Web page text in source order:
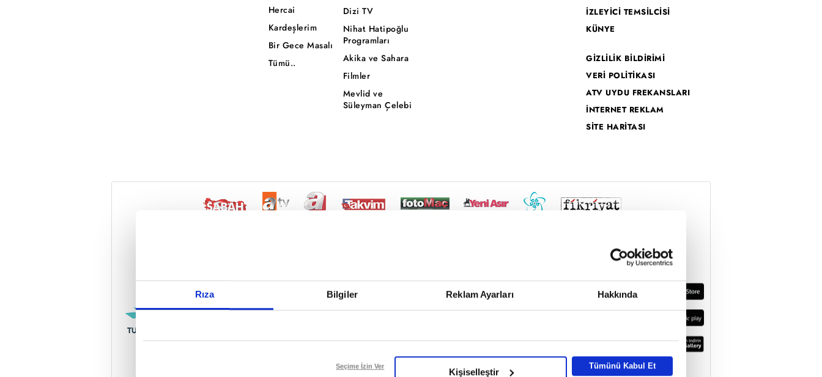
Rıza Bilgiler Reklam Ayarları Hakkında
Reddet
Seçime İzin Ver
Kişiselleştir
Tümünü Kabul Et
Hercai
Kardeşlerim
Bir Gece Masalı
Tümü..
Dizi TV
Nihat Hatipoğlu
Programları
Akika ve Sahara
Filmler
Mevlid ve
Süleyman Çelebi
İZLEYİCİ TEMSİLCİSİ
KÜNYE
GİZLİLİK BİLDİRİMİ
VERİ POLİTİKASI
ATV UYDU FREKANSLARI
İNTERNET REKLAM
SİTE HARİTASI